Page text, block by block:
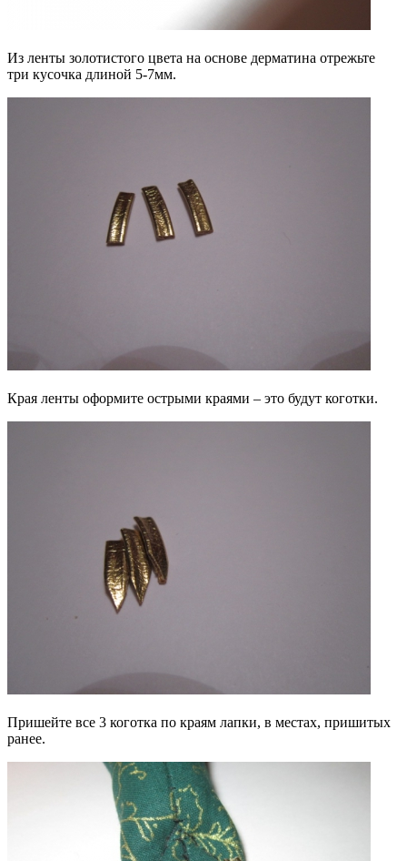
Из ленты золотистого цвета на основе дерматина отрежьте
три кусочка длиной 5-7мм.
Края ленты оформите острыми краями – это будут коготки.
Пришейте все 3 коготка по краям лапки, в местах, пришитых
ранее.